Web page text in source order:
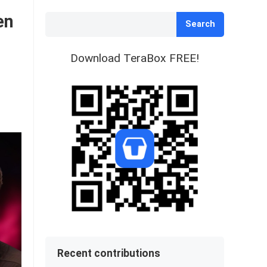
Search
Download TeraBox FREE!
Recent contributions